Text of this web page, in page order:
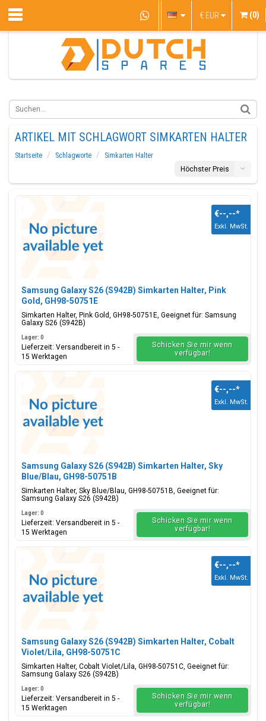
€ EUR (0)
ARTIKEL MIT SCHLAGWORT SIMKARTEN HALTER
Startseite Schlagworte
Simkarten Halter
Höchster Preis
Samsung Galaxy S26 (S942B) Simkarten Halter, Pink
Gold, GH98-50751E
Simkarten Halter, Pink Gold, GH98-50751E, Geeignet für: Samsung
Galaxy S26 (S942B)
€--,--*
Exkl. MwSt.
Lager: 0
Lieferzeit: Versandbereit in 5 -
15 Werktagen
Schicken Sie mir wenn
verfügbar!
Samsung Galaxy S26 (S942B) Simkarten Halter, Sky
Blue/Blau, GH98-50751B
Simkarten Halter, Sky Blue/Blau, GH98-50751B, Geeignet für:
Samsung Galaxy S26 (S942B)
€--,--*
Exkl. MwSt.
Lager: 0
Lieferzeit: Versandbereit in 5 -
15 Werktagen
Schicken Sie mir wenn
verfügbar!
Samsung Galaxy S26 (S942B) Simkarten Halter, Cobalt
Violet/Lila, GH98-50751C
Simkarten Halter, Cobalt Violet/Lila, GH98-50751C, Geeignet für:
Samsung Galaxy S26 (S942B)
€--,--*
Exkl. MwSt.
Lager: 0
Lieferzeit: Versandbereit in 5 -
15 Werktagen
Schicken Sie mir wenn
verfügbar!